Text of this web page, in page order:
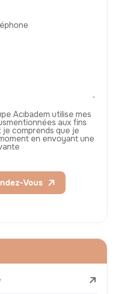
Acıbadem utilise mes
aux fins
comprends que je
en envoyant une
Vous